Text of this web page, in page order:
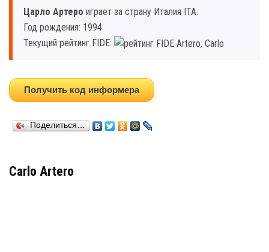
Царло Артеро играет за страну Италия ITA.
Год рождения: 1994
Текущий рейтинг FIDE:
Получить код информера
Поделиться…
Carlo Artero